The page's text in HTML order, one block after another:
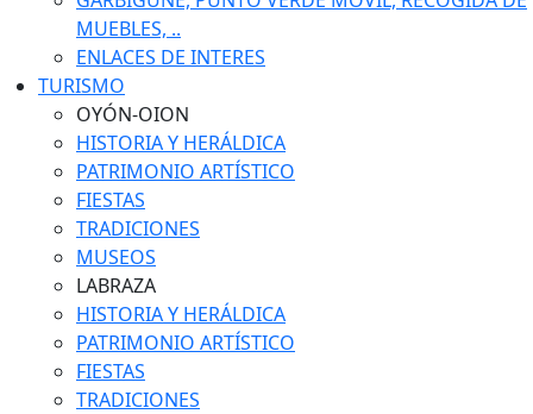
MUEBLES, ..
ENLACES DE INTERES
TURISMO
OYÓN-OION
HISTORIA Y HERÁLDICA
PATRIMONIO ARTÍSTICO
FIESTAS
TRADICIONES
MUSEOS
LABRAZA
HISTORIA Y HERÁLDICA
PATRIMONIO ARTÍSTICO
FIESTAS
TRADICIONES